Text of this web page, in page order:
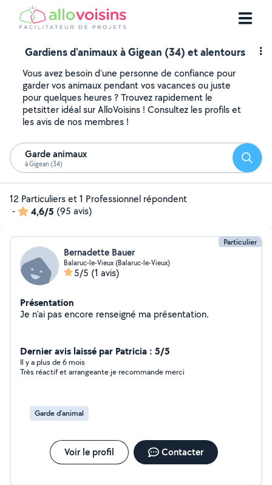
Gardiens d'animaux à Gigean (34) et alentours
Vous avez besoin d'une personne de confiance pour
garder vos animaux pendant vos vacances ou juste
pour quelques heures ? Trouvez rapidement le
petsitter idéal sur AlloVoisins ! Consultez les profils et
les avis de nos membres !
Garde animaux
à Gigean (34)
12 Particuliers et 1 Professionnel répondent
-
4,6/5 (95 avis)
Particulier
Bernadette Bauer
Balaruc-le-Vieux (Balaruc-le-Vieux)
5/5 (1 avis)
Présentation
Je n'ai pas encore renseigné ma présentation.
Dernier avis laissé par Patricia : 5/5
Il y a plus de 6 mois
Très réactif et arrangeante je recommande merci
Garde d’animal
Voir le profil Contacter